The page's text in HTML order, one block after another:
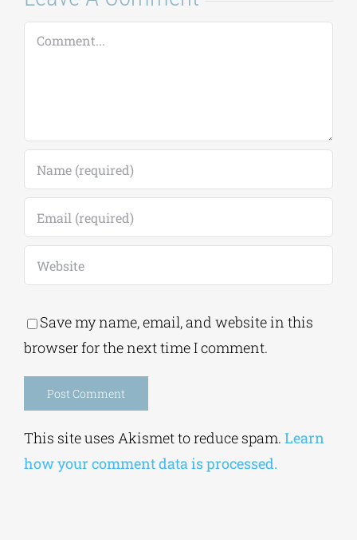
Leave A Comment
Comment
Save my name, email, and website in this
Alternative:
This site uses Akismet to reduce spam.